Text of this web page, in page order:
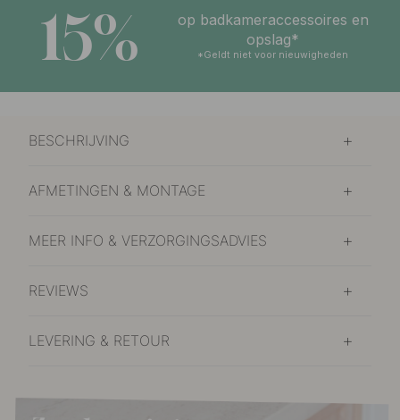
15%
op badkameraccessoires en
opslag*
*Geldt niet voor nieuwigheden
BESCHRIJVING
AFMETINGEN & MONTAGE
MEER INFO & VERZORGINGSADVIES
REVIEWS
LEVERING & RETOUR